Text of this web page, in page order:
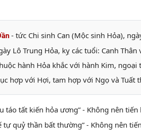
- tức Chi sinh Can (Mộc sinh Hỏa),
Lô Trung Hỏa, kỵ các tuổi: Canh Thân
hành Hỏa khắc với hành Kim,
hợp với Hợi, tam hợp với Ngọ và Tuất
táo tất kiến hỏa ương” - Không nên
tự quỷ thần bất thường” - Không nên